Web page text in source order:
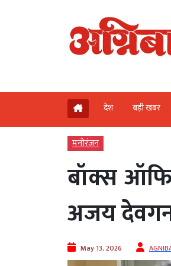
देश बड़ी खबर
मनोरंजन
बॉक्स
अजय
May 13, 2026